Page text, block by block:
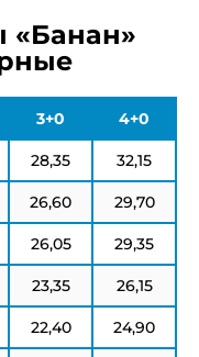
«Банан»
3+0 4+0
28,35 32,15
26,60 29,70
26,05 29,35
23,35 26,15
22,40 24,90